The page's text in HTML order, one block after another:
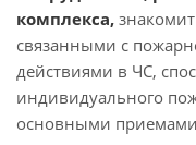
комплекса,
связанными с
действиями в ЧС,
индивидуального
основными